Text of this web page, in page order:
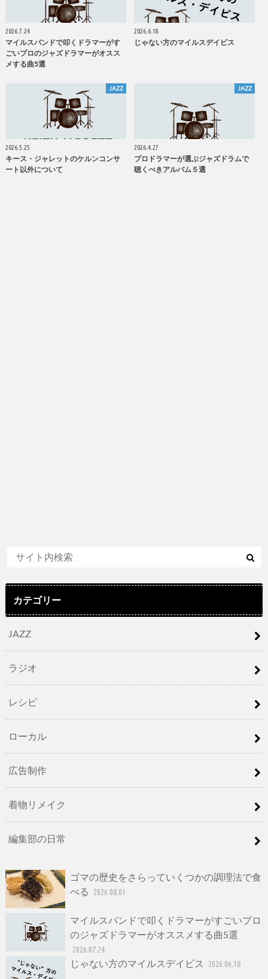
2026.7.24
マイルスバンドで叩くドラマーがす
ごいプロのジャズドラマーがオスス
メする曲5選
2026.6.18
じゃない方のマイルスデイビス
JAZZ
2026.5.25
キース・ジャレットのケルンコンサ
ート以外について
JAZZ
2026.4.27
プロドラマーが選ぶジャズドラムで
聴くべきアルバム５選
カテゴリー
JAZZ
ラジオ
レシピ
ローカル
広告制作
着物リメイク
編集部の日常
ゴマの歴史をさらっていくつかの調理法で食
べる
2026.08.01
マイルスバンドで叩くドラマーがすごいプロ
のジャズドラマーがオススメする曲5選
2026.07.24
じゃない方のマイルスデイビス 2026.06.18